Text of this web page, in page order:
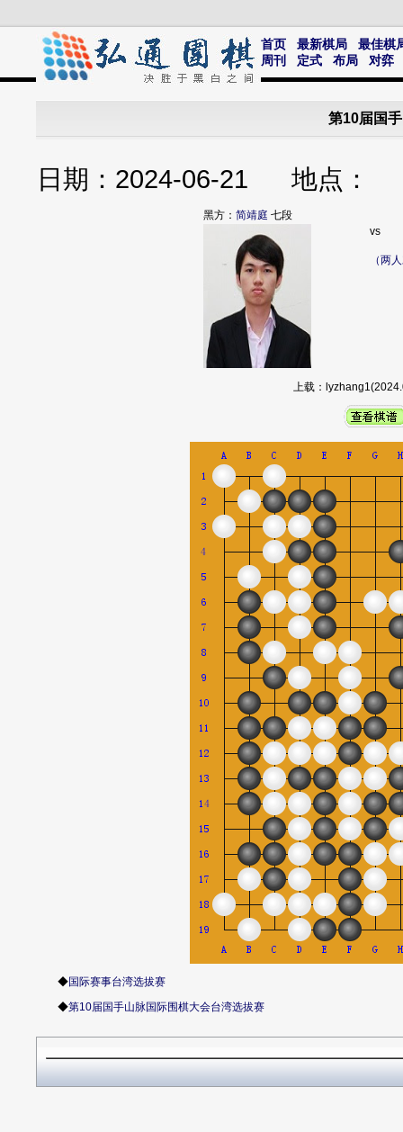
首页 最新棋局
最佳棋
周刊
定式 布局 对弈
第10届国
日期：2024-06-21 地点
黑方： 简靖庭 七段
vs
（两
上载：
◆国际赛事台湾选拔赛
◆第10届国手山脉国际围棋大会台湾选拔赛